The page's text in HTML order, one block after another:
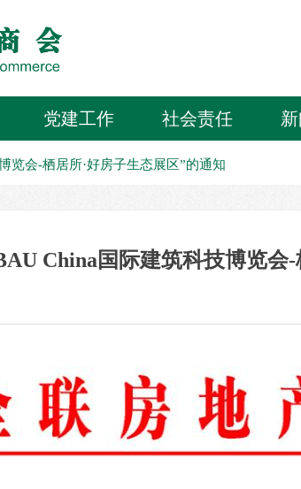
党建工作 社会责任
China国际建筑科技博览会
览会-栖居所·好房子生态展区”的通知